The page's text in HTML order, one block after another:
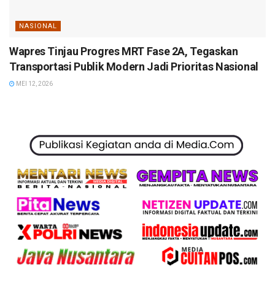
NASIONAL
Wapres Tinjau Progres MRT Fase 2A, Tegaskan
Transportasi Publik Modern Jadi Prioritas Nasional
MEI 12, 2026